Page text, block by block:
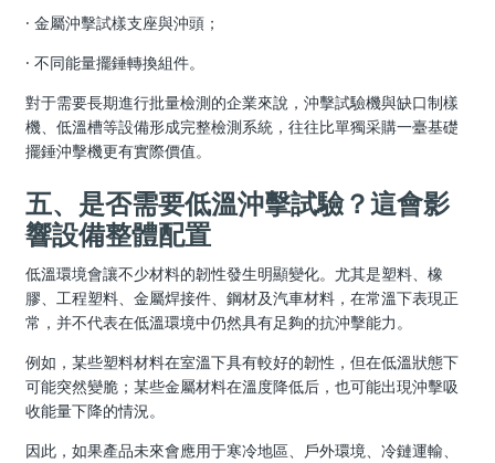
· 金屬沖擊試樣支座與沖頭；
· 不同能量擺錘轉換組件。
對于需要長期進行批量檢測的企業來說，沖擊試驗機與缺口制樣
機、低溫槽等設備形成完整檢測系統，往往比單獨采購一臺基礎
擺錘沖擊機更有實際價值。
五、是否需要低溫沖擊試驗？這會影
響設備整體配置
低溫環境會讓不少材料的韌性發生明顯變化。尤其是塑料、橡
膠、工程塑料、金屬焊接件、鋼材及汽車材料，在常溫下表現正
常，并不代表在低溫環境中仍然具有足夠的抗沖擊能力。
例如，某些塑料材料在室溫下具有較好的韌性，但在低溫狀態下
可能突然變脆；某些金屬材料在溫度降低后，也可能出現沖擊吸
收能量下降的情況。
因此，如果產品未來會應用于寒冷地區、戶外環境、冷鏈運輸、